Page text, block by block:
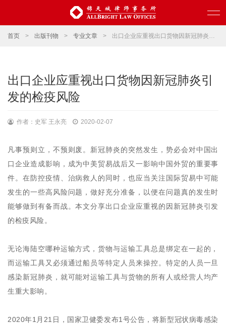
首页 > 出版刊物 > 专业文章 > 出口企业应重视出口货物因新冠肺炎引发的检疫风险
出口企业应重视出口货物因新冠肺炎引
发的检疫风险
作者：史军 王永亮 2020-02-07
凡事预则立，不预则废。新冠肺炎的突然发生，势必会对中国出
口企业造成影响，成为中美贸易战后又一影响中国外贸的重要事
件。在防控疫情、治病救人的同时，也应当关注国际贸易中可能
发生的一些高风险问题，做好充分准备，以便在问题真的发生时
能够做到有备而战。本文分享出口企业应重视的因新冠肺炎引发
的检疫风险。
无论海陆空哪种运输方式，货物与运输工具总是绑定在一起的，
而运输工具又必须通过船员等特定人员来操控。特定的人员一旦
感染新冠肺炎，就可能对运输工具与货物的所有人或经营人均产
生重大影响。
2020年1月21日，国家卫健委发布1号公告，将新型冠状病毒感染